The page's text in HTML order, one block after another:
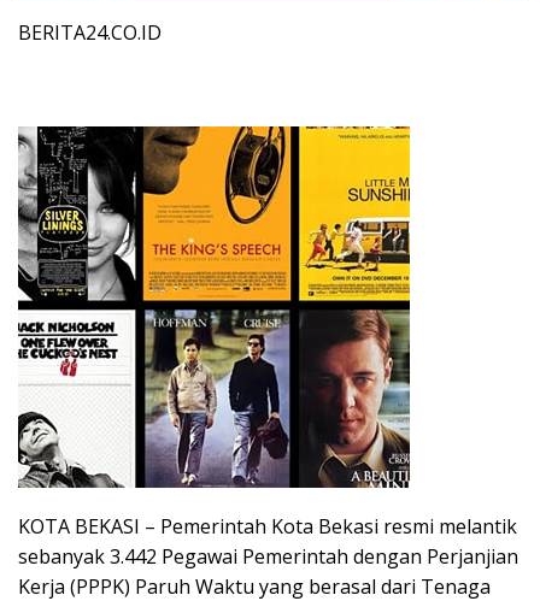
BERITA24.CO.ID
KOTA BEKASI – Pemerintah Kota Bekasi resmi melantik
sebanyak 3.442 Pegawai Pemerintah dengan Perjanjian
Kerja (PPPK) Paruh Waktu yang berasal dari Tenaga